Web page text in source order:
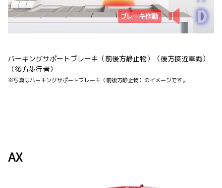
パーキングサポートブレーキ（前後方静止物）（後方接近車両）
（後方歩行者）
※写真はパーキングサポートブレーキ（前後方静止物）のイメージです。
AX